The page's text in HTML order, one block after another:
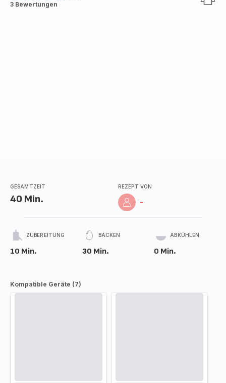
Bewertung
3 Bewertungen
GESAMTZEIT
40 Min.
REZEPT VON
-
ZUBEREITUNG
10 Min.
BACKEN
30 Min.
ABKÜHLEN
0 Min.
Kompatible Geräte (7)